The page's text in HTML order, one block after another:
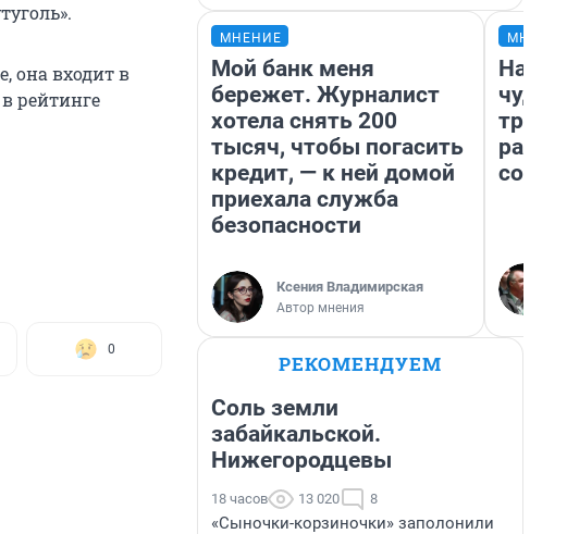
она входит в
в рейтинге
0
МНЕНИЕ
Мой банк меня
бережет. Журналист
хотела снять 200
тысяч, чтобы погасить
кредит, — к ней домой
приехала служба
безопасности
Ксения Владимирская
Автор мнения
РЕКОМЕНДУЕМ
Соль земли
забайкальской.
Нижегородцевы
18 часов 13 020 8
«Сыночки-корзиночки» заполонили